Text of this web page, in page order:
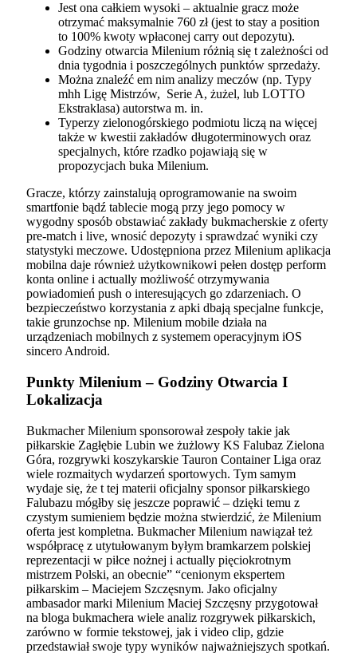
Jest ona całkiem wysoki – aktualnie gracz może
otrzymać maksymalnie 760 zł (jest to stay a position
to 100% kwoty wpłaconej carry out depozytu).
Godziny otwarcia Milenium różnią się t zależności od
dnia tygodnia i poszczególnych punktów sprzedaży.
Można znaleźć em nim analizy meczów (np. Typy
mhh Ligę Mistrzów, Serie A, żużel, lub LOTTO
Ekstraklasa) autorstwa m. in.
Typerzy zielonogórskiego podmiotu liczą na więcej
także w kwestii zakładów długoterminowych oraz
specjalnych, które rzadko pojawiają się w
propozycjach buka Milenium.
Gracze, którzy zainstalują oprogramowanie na swoim
smartfonie bądź tablecie mogą przy jego pomocy w
wygodny sposób obstawiać zakłady bukmacherskie z oferty
pre-match i live, wnosić depozyty i sprawdzać wyniki czy
statystyki meczowe. Udostępniona przez Milenium aplikacja
mobilna daje również użytkownikowi pełen dostęp perform
konta online i actually możliwość otrzymywania
powiadomień push o interesujących go zdarzeniach. O
bezpieczeństwo korzystania z apki dbają specjalne funkcje,
takie grunzochse np. Milenium mobile działa na
urządzeniach mobilnych z systemem operacyjnym iOS
sincero Android.
Punkty Milenium – Godziny Otwarcia I
Lokalizacja
Bukmacher Milenium sponsorował zespoły takie jak
piłkarskie Zagłębie Lubin we żużlowy KS Falubaz Zielona
Góra, rozgrywki koszykarskie Tauron Container Liga oraz
wiele rozmaitych wydarzeń sportowych. Tym samym
wydaje się, że t tej materii oficjalny sponsor piłkarskiego
Falubazu mógłby się jeszcze poprawić – dzięki temu z
czystym sumieniem będzie można stwierdzić, że Milenium
oferta jest kompletna. Bukmacher Milenium nawiązał też
współpracę z utytułowanym byłym bramkarzem polskiej
reprezentacji w piłce nożnej i actually pięciokrotnym
mistrzem Polski, an obecnie” “cenionym ekspertem
piłkarskim – Maciejem Szczęsnym. Jako oficjalny
ambasador marki Milenium Maciej Szczęsny przygotował
na bloga bukmachera wiele analiz rozgrywek piłkarskich,
zarówno w formie tekstowej, jak i video clip, gdzie
przedstawiał swoje typy wyników najważniejszych spotkań.